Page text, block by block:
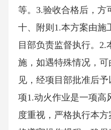
等。3.验收合格后，方
十、附则1.本方案由施
目部负责监督执行。2.
施，如遇特殊情况，
见，经项目部批准后
项1.动火作业是一项高
度重视，严格执行本